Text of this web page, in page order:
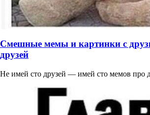
Смешные мемы и картинки с
друзей
Не имей сто друзей — имей сто мемов про